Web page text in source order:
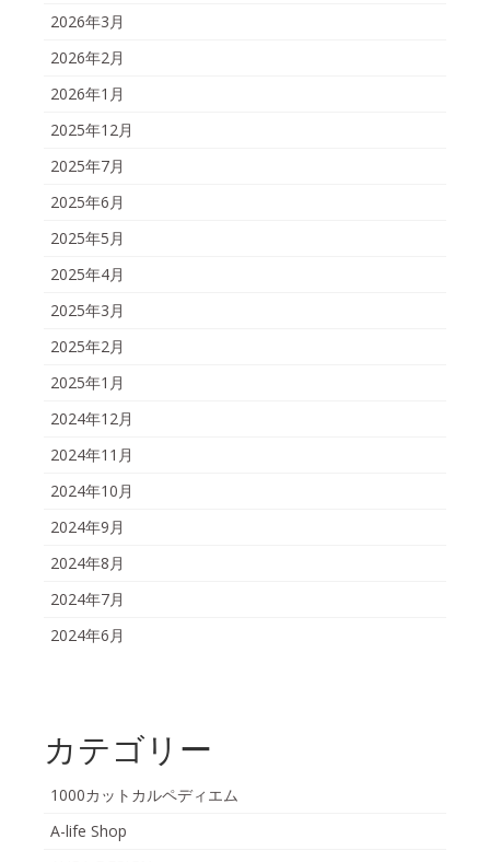
2026年3月
2026年2月
2026年1月
2025年12月
2025年7月
2025年6月
2025年5月
2025年4月
2025年3月
2025年2月
2025年1月
2024年12月
2024年11月
2024年10月
2024年9月
2024年8月
2024年7月
2024年6月
カテゴリー
1000カットカルペディエム
A-life Shop